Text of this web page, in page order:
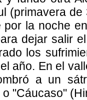
(primavera
por la noche
dejar salir
los
año. En el
a un
o "Cáucaso" (